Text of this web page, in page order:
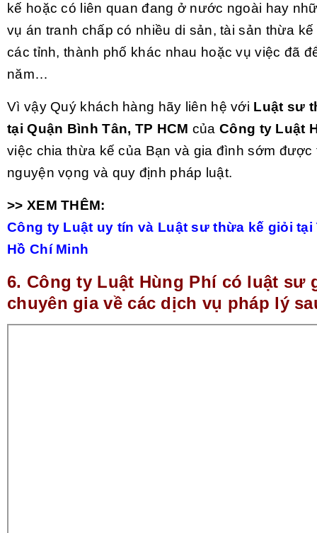
kế hoặc có liên quan đang ở nước ngoài hay
vụ án tranh chấp có nhiều di sản, tài sản thừa
các tỉnh, thành phố khác nhau hoặc vụ việc đã
năm…
Vì vậy Quý khách hàng hãy liên hệ với Luật sư
tại Quận Bình Tân, TP HCM củaCông ty Luật
việc chia thừa kế của Bạn và gia đình sớm được
nguyện vọng và quy định pháp luật.
>> XEM THÊM:
Công ty Luật uy tín và Luật sư thừa kế giỏi tại
Hồ Chí Minh
6. Công ty Luật Hùng Phí có luật sư
chuyên gia về các dịch vụ pháp lý